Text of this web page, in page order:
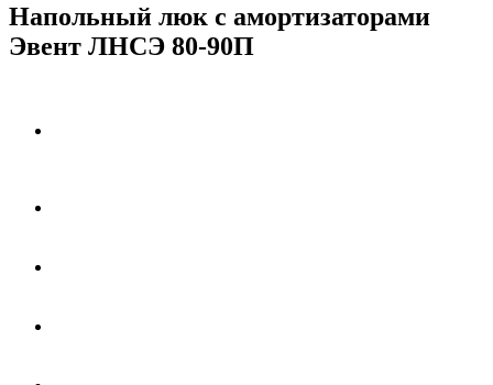
Напольный люк с амортизаторами
Эвент ЛНСЭ 80-90П